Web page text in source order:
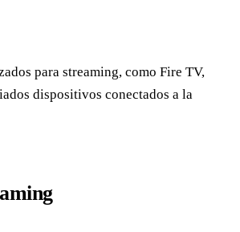
para streaming, como Fire TV,
dispositivos conectados a la